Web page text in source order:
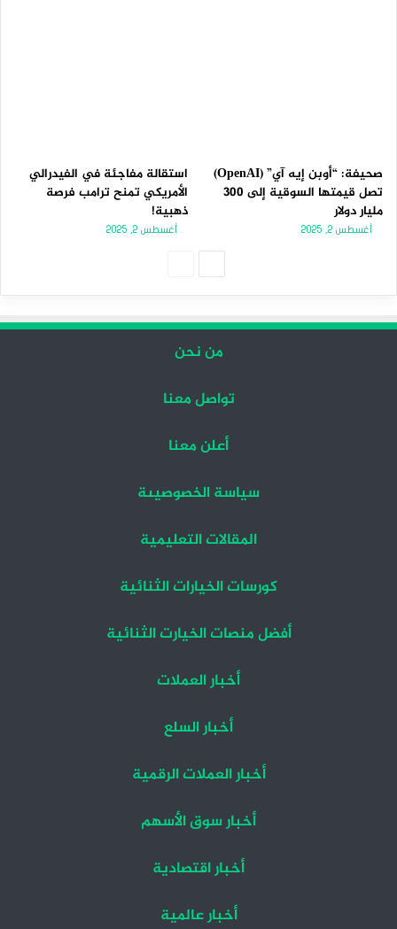
صحيفة: “أوبن إيه آي” (OpenAI)
تصل قيمتها السوقية إلى 300
مليار دولار
أغسطس 2, 2025
استقالة مفاجئة في الفيدرالي
الأمريكي تمنح ترامب فرصة
ذهبية!
أغسطس 2, 2025
من نحن
تواصل معنا
أعلن معنا
سياسة الخصوصيىة
المقالات التعليمية
كورسات الخيارات الثنائية
أفضل منصات الخيارت الثنائية
أخبار العملات
أخبار السلع
أخبار العملات الرقمية
أخبار سوق الأسهم
أخبار اقتصادية
أخبار عالمية